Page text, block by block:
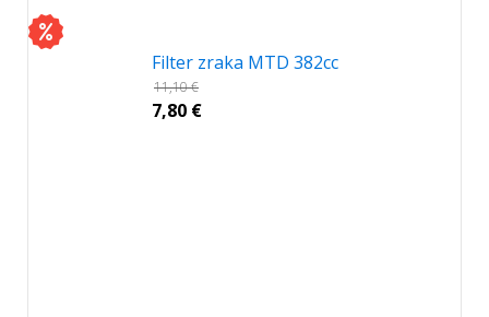
Filter zraka MTD 382cc
11,10€
7,80 €